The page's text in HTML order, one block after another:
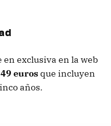
exclusiva en la web
euros que incluyen
años.